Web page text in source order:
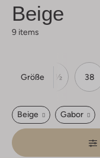
Beige
9 items
Größe
37 37½ 38
Beige Gabor